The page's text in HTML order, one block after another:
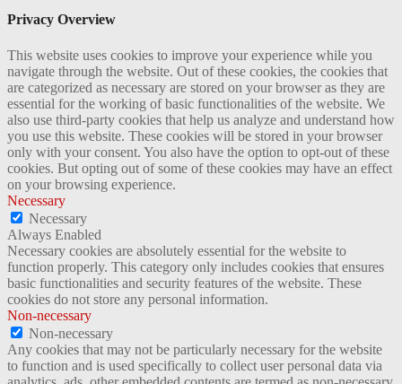
Privacy Overview
This website uses cookies to improve your experience while you
navigate through the website. Out of these cookies, the cookies that
are categorized as necessary are stored on your browser as they are
essential for the working of basic functionalities of the website. We
also use third-party cookies that help us analyze and understand how
you use this website. These cookies will be stored in your browser
only with your consent. You also have the option to opt-out of these
cookies. But opting out of some of these cookies may have an effect
on your browsing experience.
Necessary
Necessary
Always Enabled
Necessary cookies are absolutely essential for the website to
function properly. This category only includes cookies that ensures
basic functionalities and security features of the website. These
cookies do not store any personal information.
Non-necessary
Non-necessary
Any cookies that may not be particularly necessary for the website
to function and is used specifically to collect user personal data via